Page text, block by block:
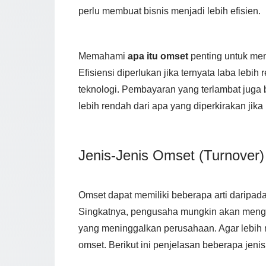
perlu membuat bisnis menjadi lebih efisien.
Memahami apa itu omset penting untuk
Efisiensi diperlukan jika ternyata laba lebih
teknologi. Pembayaran yang terlambat
lebih rendah dari apa yang diperkirakan
Jenis-Jenis Omset (Turnover)
Omset dapat memiliki beberapa arti
Singkatnya, pengusaha mungkin akan
yang meninggalkan perusahaan. Agar
omset. Berikut ini penjelasan beberapa